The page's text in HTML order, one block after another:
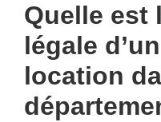
Quelle est
légale
location